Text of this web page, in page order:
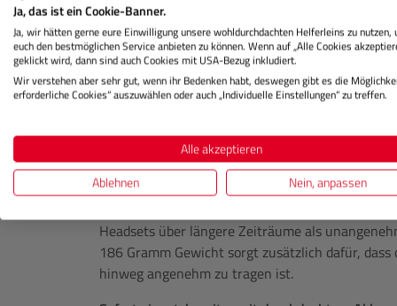
Mit einer zuverlässigen Reichweite von bis zu
besonders flexible Einsatzweise – ideal für
Veranstaltungen mit weitläufigen
Rundstrahlantenne kann sowohl vorne als
die Signalqualität zu beeinträchtigen. Dank der
die Übertragung selbst in funkintensiven
Individuelle Headset-Nutzung und hoher
Ein weiteres Highlight ist die flexible Headset-
mithilfe eines Adapters ein 3,5-mm-Kopfhörer
Headsets über längere Zeiträume als
186 Gramm Gewicht sorgt zusätzlich dafür,
hinweg angenehm zu tragen ist.
Ja, das ist ein Cookie-Banner.
Ja, wir hätten gerne eure Einwilligung unsere wohldurchdachten Helferleins zu nutzen,
euch den bestmöglichen Service anbieten zu können. Wenn auf „Alle Cookies
geklickt wird, dann sind auch Cookies mit USA-Bezug inkludiert.
Wir verstehen aber sehr gut, wenn ihr Bedenken habt, deswegen gibt es die
erforderliche Cookies“ auszuwählen oder auch „Individuelle Einstellungen“ zu treffen.
Alle akzeptieren
Ablehnen
Nein, anpassen